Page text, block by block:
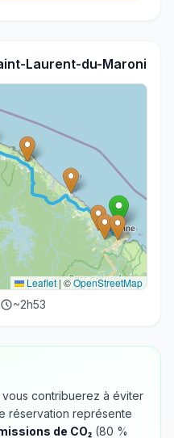
Laurent-du-Maroni
Leaflet | ©OpenStreetMap
~2h53
vous contribuerez à éviter
réservation représente
de CO₂ (80 %